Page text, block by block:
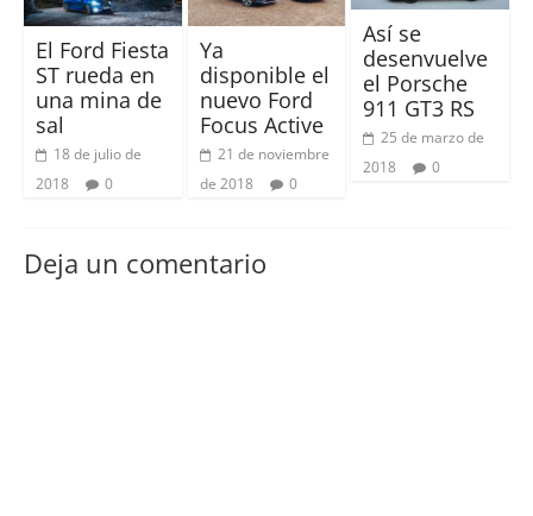
El Ford Fiesta
ST rueda en
una mina de
sal
18 de julio de
2018
0
Ya
disponible el
nuevo Ford
Focus Active
21 de noviembre
de 2018
0
Así se
desenvuelve
el Porsche
911 GT3 RS
25 de marzo de
2018
0
Deja un comentario